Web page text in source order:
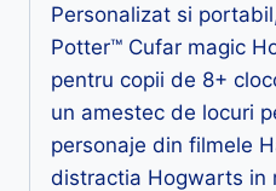
Personalizat si
Potter™ Cufar magic
pentru copii de 8+
un amestec de locuri
personaje din filmele
distractia Hogwarts in